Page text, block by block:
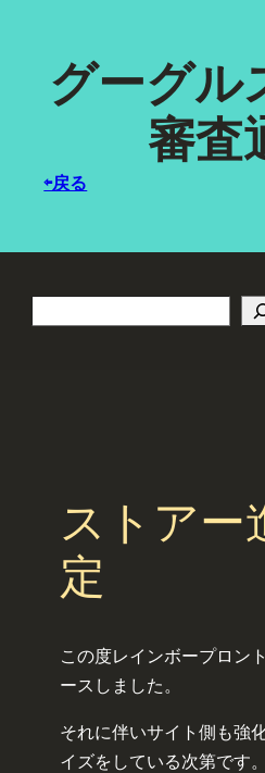
グーグル
審査
⇦戻る
ストアー
定
この度レインボープロン
ースしました。
それに伴いサイト側も強
イズをしている次第です。